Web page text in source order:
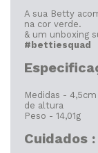
A sua Betty
na cor verde.
& um unboxing
#bettiesquad
Medidas -
de altura
Peso - 14,01g
Cuidados :